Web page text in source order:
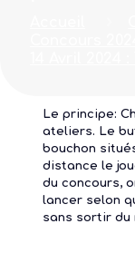
Le principe:
ateliers. Le
bouchon
distance le
du concours,
lancer selon
sans sortir du